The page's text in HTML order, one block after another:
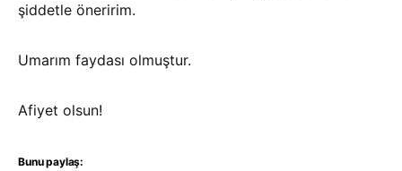
şiddetle öneririm.
Umarım faydası olmuştur.
Afiyet olsun!
Bunu paylaş: